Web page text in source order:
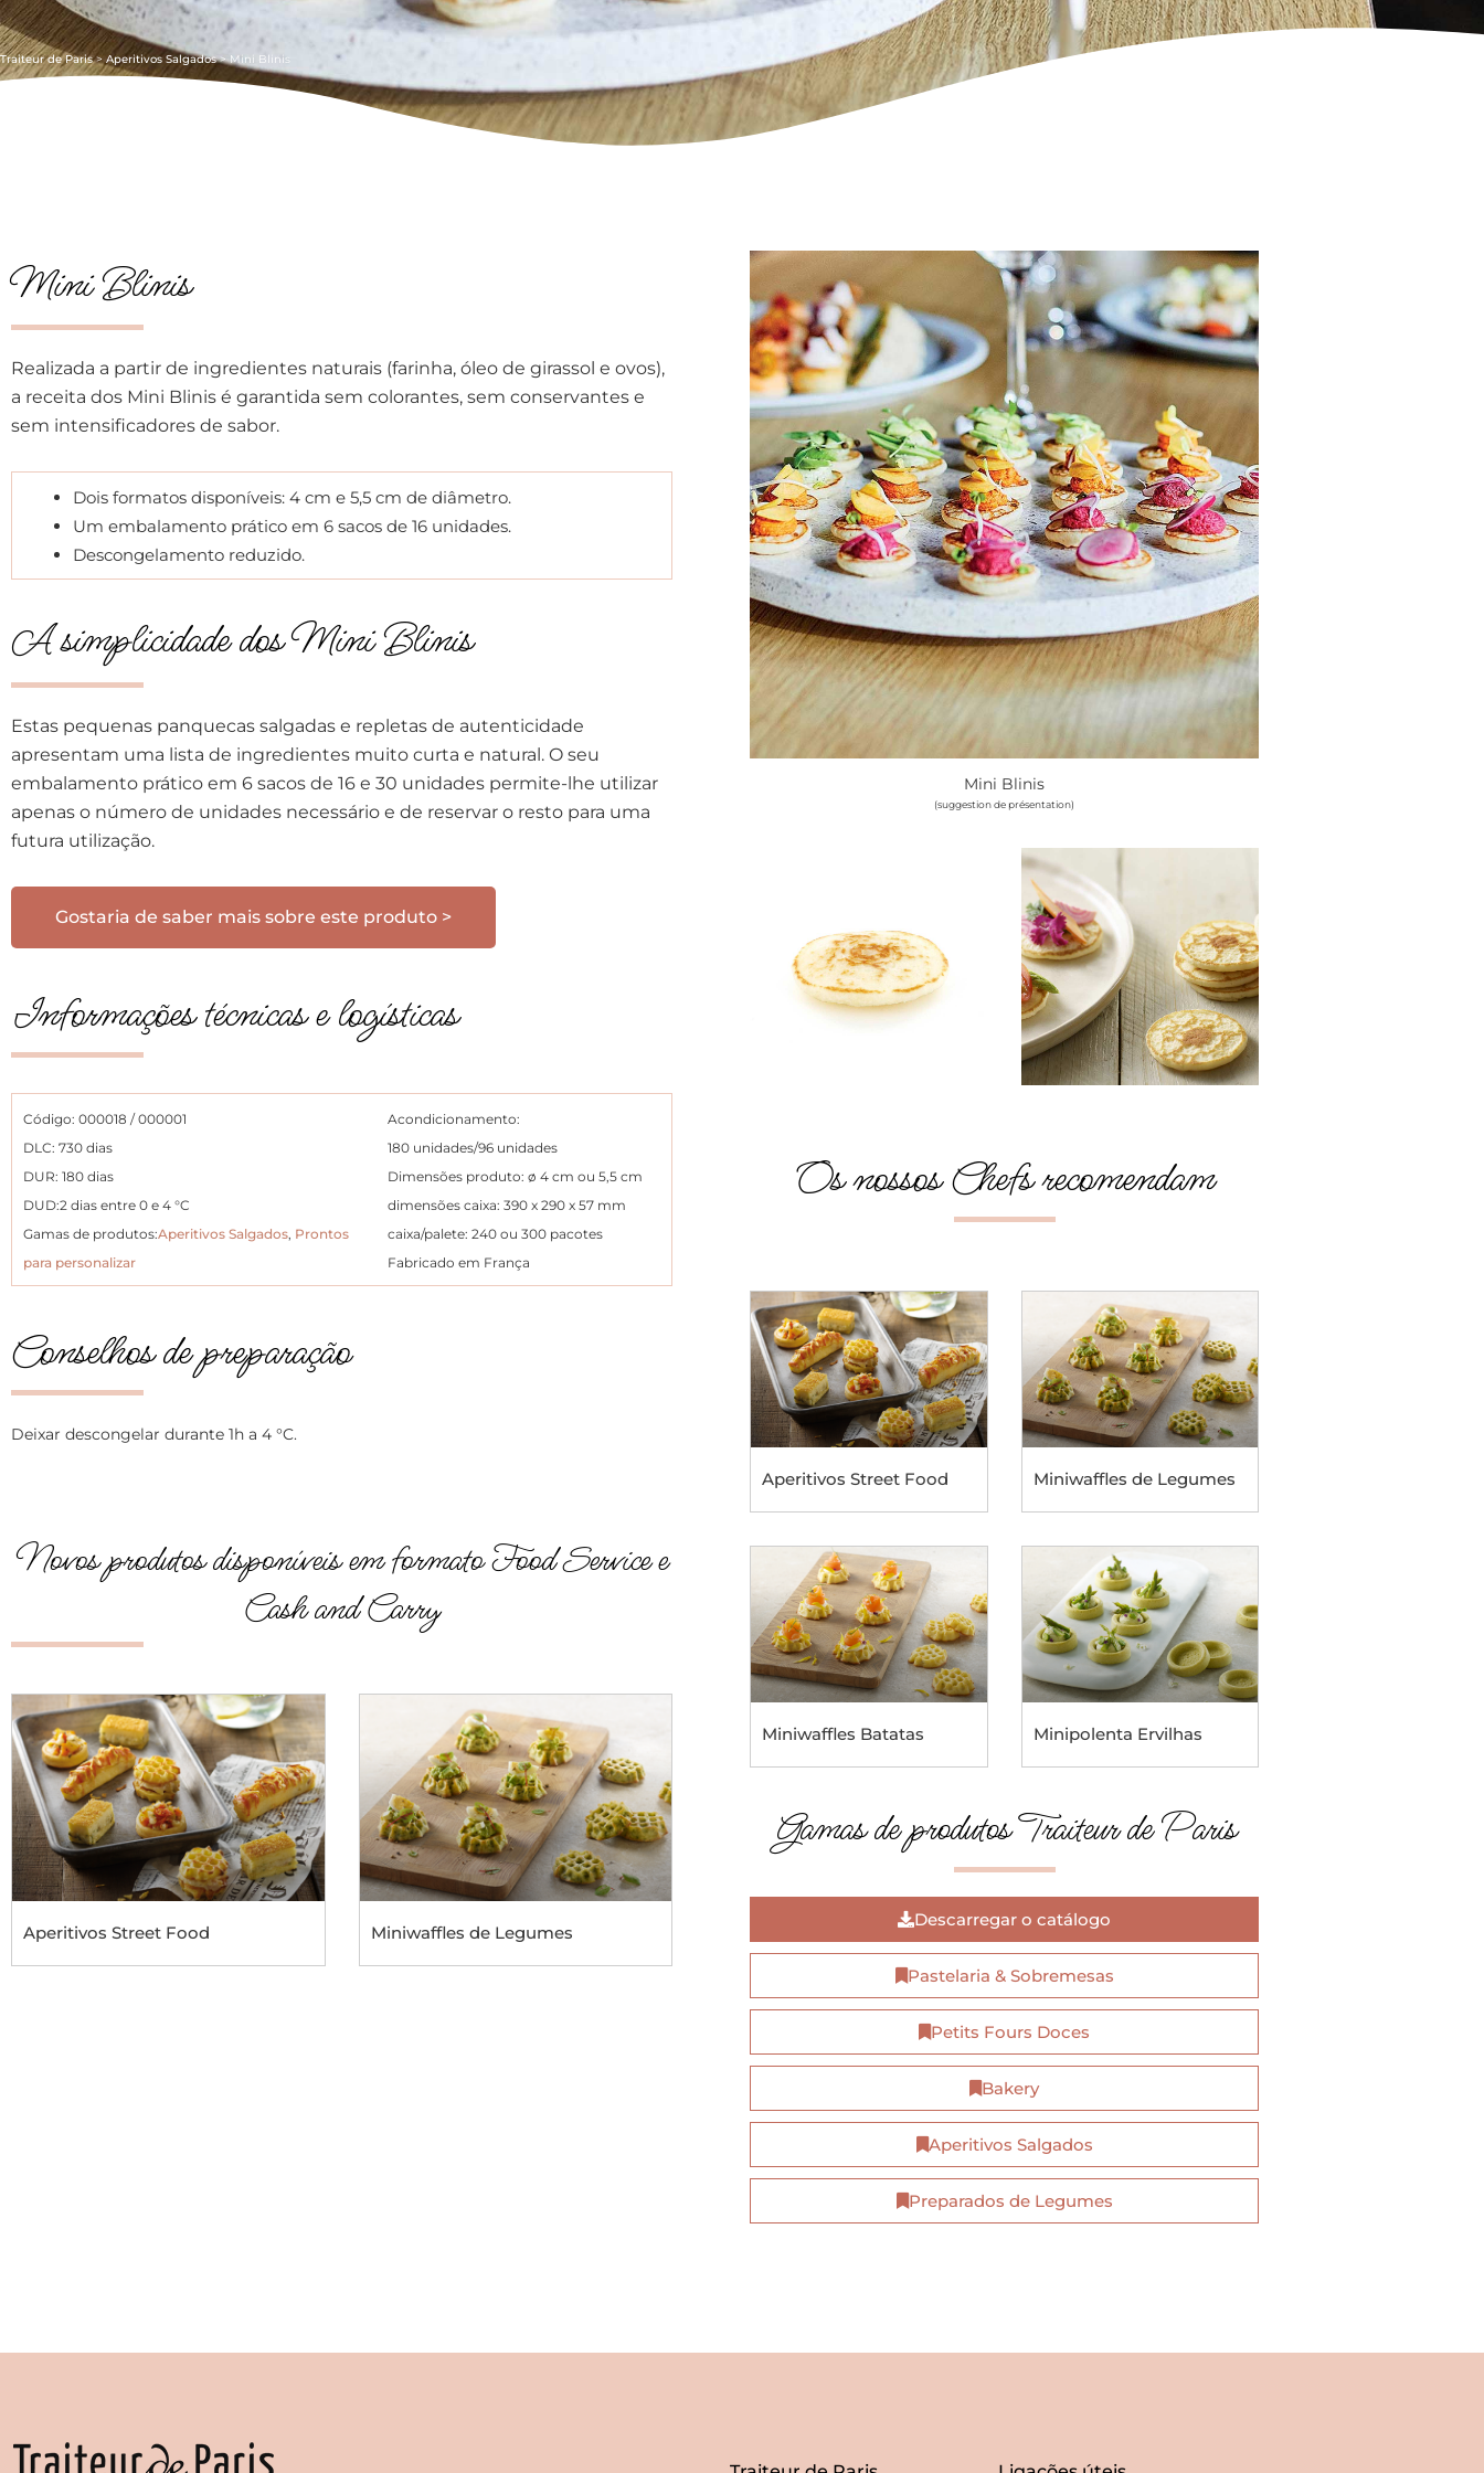
Traiteur de Paris>Aperitivos Salgados> Mini Blinis
Mini Blinis
Realizada a partir de ingredientes naturais (farinha, óleo de girassol e ovos),
a receita dos Mini Blinis é garantida sem colorantes, sem conservantes e
sem intensificadores de sabor.
Dois formatos disponíveis: 4 cm e 5,5 cm de diâmetro.
Um embalamento prático em 6 sacos de 16 unidades.
Descongelamento reduzido.
A simplicidade dos Mini Blinis
Estas pequenas panquecas salgadas e repletas de autenticidade
apresentam uma lista de ingredientes muito curta e natural. O seu
embalamento prático em 6 sacos de 16 e 30 unidades permite-lhe utilizar
apenas o número de unidades necessário e de reservar o resto para uma
futura utilização.
Gostaria de saber mais sobre este produto >
Informações técnicas e logísticas
Código: 000018 / 000001
DLC: 730 dias
DUR: 180 dias
DUD:2 dias entre 0 e 4 °C
Gamas de produtos:Aperitivos Salgados, Prontos
para personalizar
Acondicionamento:
180 unidades/96 unidades
Dimensões produto: ø 4 cm ou 5,5 cm
dimensões caixa: 390 x 290 x 57 mm
caixa/palete: 240 ou 300 pacotes
Fabricado em França
Conselhos de preparação
Deixar descongelar durante 1h a 4 °C.
Novos produtos disponíveis em formato Food Service e
Cash and Carry
Aperitivos Street Food Miniwaffles de Legumes
Mini Blinis
(suggestion de présentation)
Os nossos Chefs recomendam
Aperitivos Street Food Miniwaffles de Legumes
Miniwaffles Batatas Minipolenta Ervilhas
Gamas de produtos Traiteur de Paris
Descarregar o catálogo
Pastelaria & Sobremesas
Petits Fours Doces
Bakery
Aperitivos Salgados
Preparados de Legumes